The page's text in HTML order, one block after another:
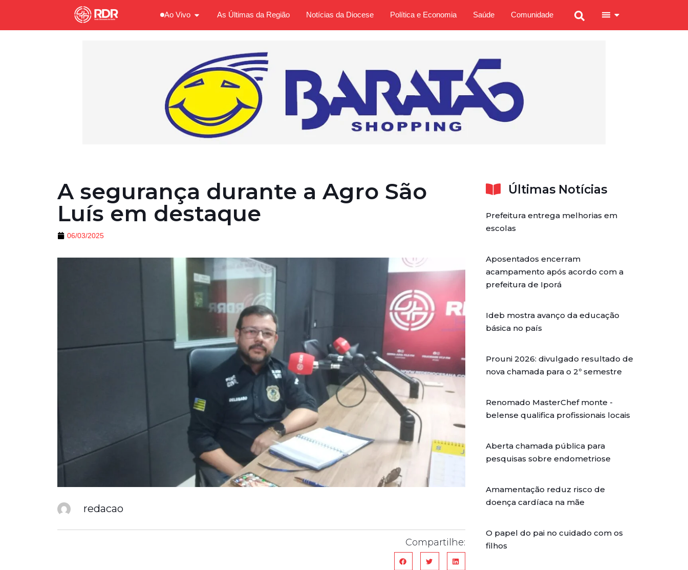
Ao Vivo As Últimas da Região Notícias da Diocese Política e Economia Saúde Comunidade
A segurança durante a Agro São
Luís em destaque
06/03/2025
redacao
Compartilhe:
Últimas Notícias
Prefeitura entrega melhorias em
escolas
Aposentados encerram
acampamento após acordo com a
prefeitura de Iporá
Ideb mostra avanço da educação
básica no país
Prouni 2026: divulgado resultado de
nova chamada para o 2º semestre
Renomado MasterChef monte -
belense qualifica profissionais locais
Aberta chamada pública para
pesquisas sobre endometriose
Amamentação reduz risco de
doença cardíaca na mãe
O papel do pai no cuidado com os
filhos